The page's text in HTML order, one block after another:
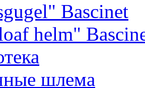
Bascinet
helm"
шлема